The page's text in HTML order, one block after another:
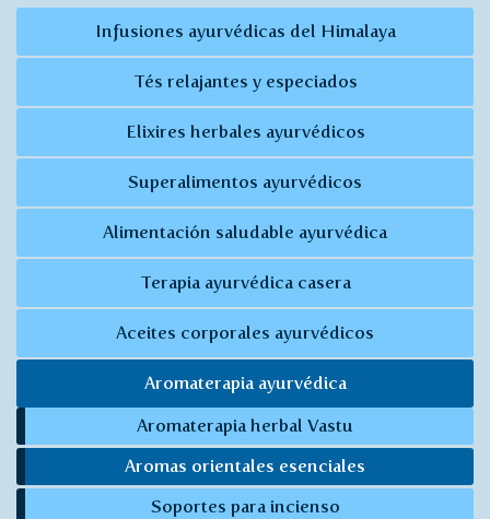
Infusiones ayurvédicas del Himalaya
Tés relajantes y especiados
Elixires herbales ayurvédicos
Superalimentos ayurvédicos
Alimentación saludable ayurvédica
Terapia ayurvédica casera
Aceites corporales ayurvédicos
Aromaterapia ayurvédica
Aromaterapia herbal Vastu
Aromas orientales esenciales
Soportes para incienso